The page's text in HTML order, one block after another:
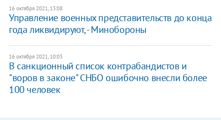
16 октября 2021, 13:08
Управление военных представительств до конца
года ликвидируют, - Минобороны
16 октября 2021, 10:03
В санкционный список контрабандистов и
"воров в законе" СНБО ошибочно внесли более
100 человек